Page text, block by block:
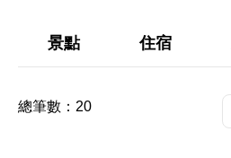
景點 住宿
總筆數： 20